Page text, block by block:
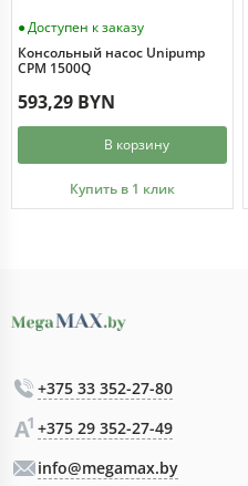
Доступен к заказу
Консольный насос Unipump
CPM 1500Q
593,29 BYN
В корзину
Купить в 1 клик
+375 33 352-27-80
+375 29 352-27-49
info@megamax.by